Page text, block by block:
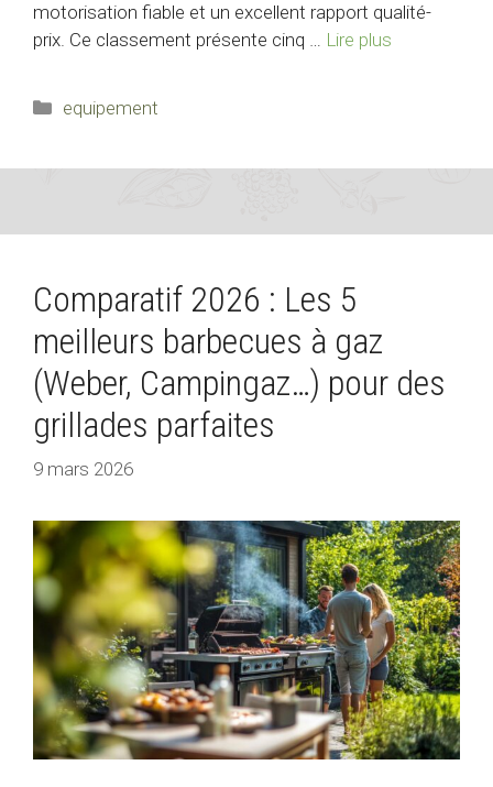
motorisation fiable et un excellent rapport qualité-
prix. Ce classement présente cinq … Lire plus
Catégories
equipement
Comparatif 2026 : Les 5
meilleurs barbecues à gaz
(Weber, Campingaz…) pour des
grillades parfaites
9 mars 2026